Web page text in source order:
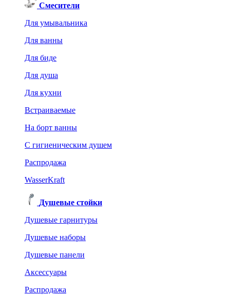
Смесители
Для умывальника
Для ванны
Для биде
Для душа
Для кухни
Встраиваемые
На борт ванны
C гигиеническим душем
Распродажа
WasserKraft
Душевые стойки
Душевые гарнитуры
Душевые наборы
Душевые панели
Аксессуары
Распродажа